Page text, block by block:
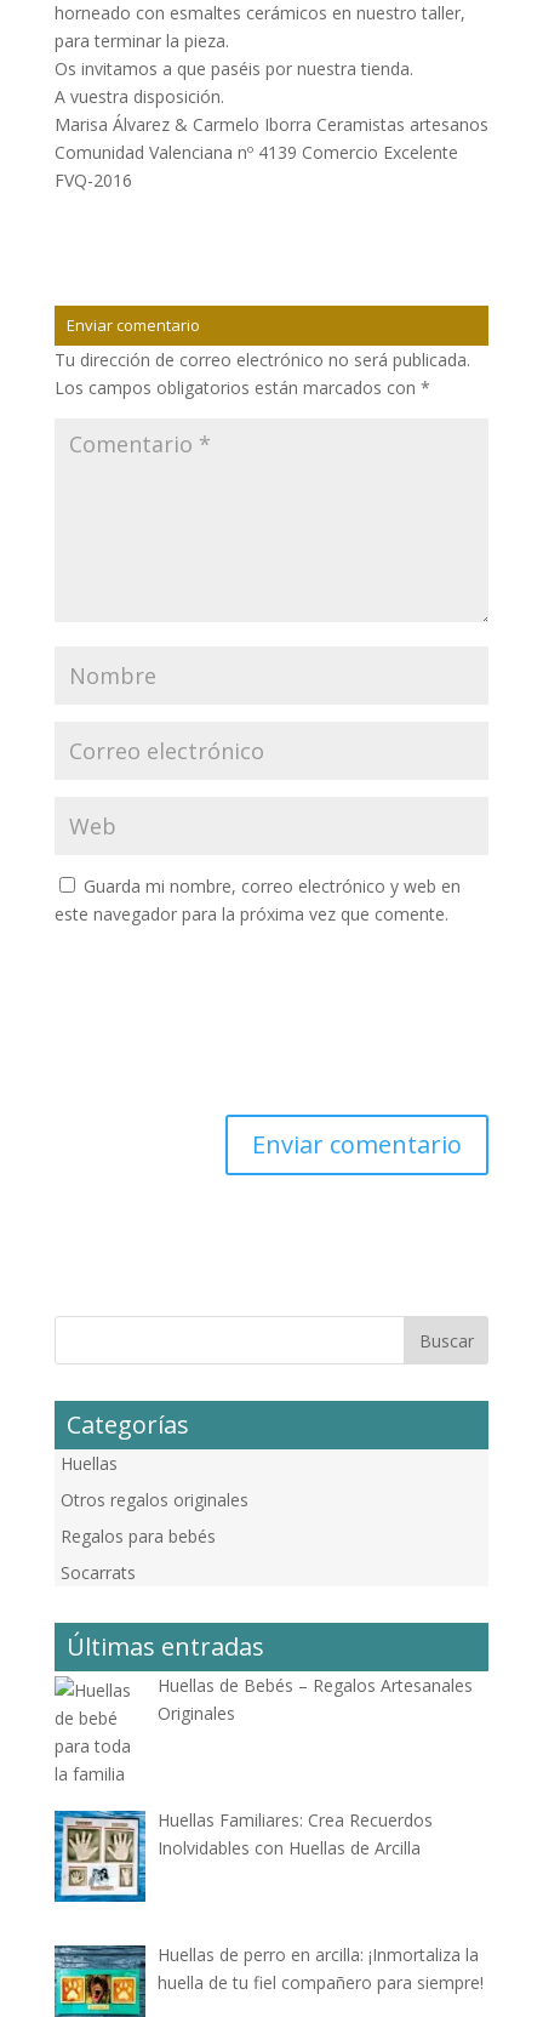
horneado con esmaltes cerámicos en nuestro taller,
para terminar la pieza.
Os invitamos a que paséis por nuestra tienda.
A vuestra disposición.
Marisa Álvarez & Carmelo Iborra Ceramistas artesanos
Comunidad Valenciana nº 4139 Comercio Excelente
FVQ-2016
Enviar comentario
Tu dirección de correo electrónico no será publicada.
Los campos obligatorios están marcados con *
Guarda mi nombre, correo electrónico y web en
este navegador para la próxima vez que comente.
Categorías
Huellas
Otros regalos originales
Regalos para bebés
Socarrats
Últimas entradas
Huellas de Bebés – Regalos Artesanales
Originales
Huellas Familiares: Crea Recuerdos
Inolvidables con Huellas de Arcilla
Huellas de perro en arcilla: ¡Inmortaliza la
huella de tu fiel compañero para siempre!